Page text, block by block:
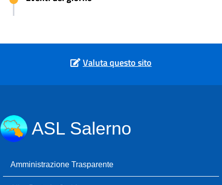
Valuta questo sito
ASL Salerno
Amministrazione Trasparente